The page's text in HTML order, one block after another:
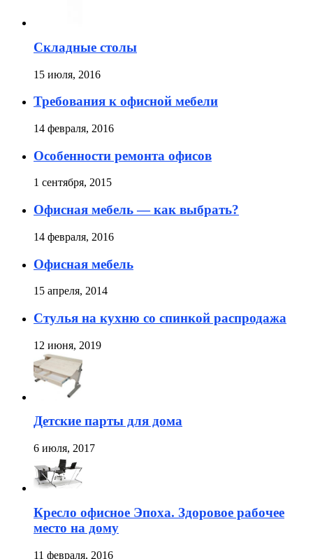
Складные столы
15 июля, 2016
Требования к офисной мебели
14 февраля, 2016
Особенности ремонта офисов
1 сентября, 2015
Офисная мебель — как выбрать?
14 февраля, 2016
Офисная мебель
15 апреля, 2014
Стулья на кухню со спинкой распродажа
12 июня, 2019
Детские парты для дома
6 июля, 2017
Кресло офисное Эпоха. Здоровое рабочее
место на дому
11 февраля, 2016